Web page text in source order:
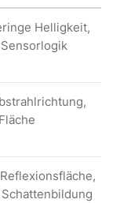
Helligkeit,